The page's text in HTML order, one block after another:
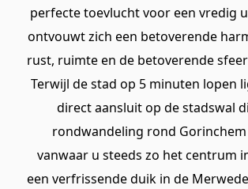
perfecte toevlucht voor een vredig
ontvouwt zich een betoverende
rust, ruimte en de betoverende
Terwijl de stad op 5 minuten lopen
direct aansluit op de stadswal
rondwandeling rond
vanwaar u steeds zo het centrum
een verfrissende duik in de